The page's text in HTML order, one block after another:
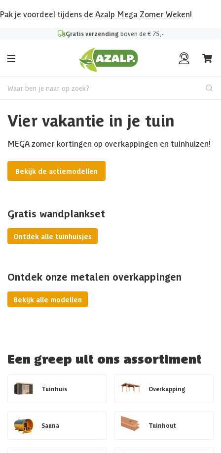
Pak je voordeel tijdens de Azalp Mega Zomer Weken!
Gratis verzending boven de € 75,-
Waar ben je naar op zoek?
Vier vakantie in je tuin
MEGA zomer kortingen op overkappingen en tuinhuizen!
Bekijk de actiemodellen
Gratis wandplankset
Ontdek alle tuinhuisjes
Ontdek onze metalen overkappingen
Bekijk alle modellen
Een greep uit ons assortiment
Tuinhuis Overkapping
Sauna Tuinhout